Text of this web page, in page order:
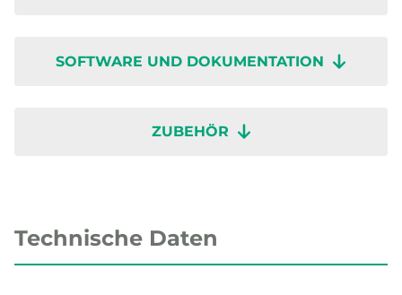
SOFTWARE UND DOKUMENTATION
ZUBEHÖR
Technische Daten